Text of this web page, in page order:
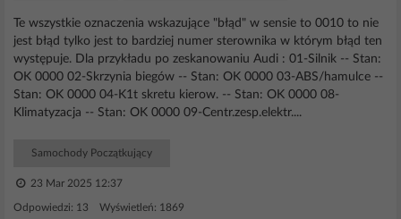
Te wszystkie oznaczenia wskazujące "błąd" w sensie to 0010 to nie
jest błąd tylko jest to bardziej numer sterownika w którym błąd ten
występuje. Dla przykładu po zeskanowaniu Audi : 01-Silnik -- Stan:
OK 0000 02-Skrzynia biegów -- Stan: OK 0000 03-ABS/hamulce --
Stan: OK 0000 04-K1t skretu kierow. -- Stan: OK 0000 08-
Klimatyzacja -- Stan: OK 0000 09-Centr.zesp.elektr....
Samochody Początkujący
23 Mar 2025 12:37
Odpowiedzi: 13 Wyświetleń: 1869